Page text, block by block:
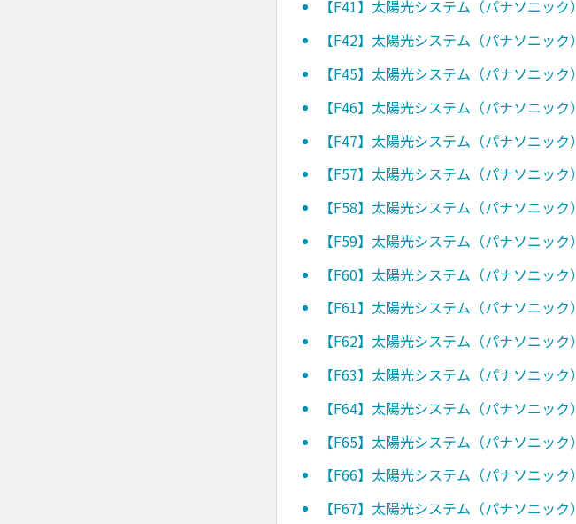
【F41】太陽光システム（パナソニック）
【F42】太陽光システム（パナソニック）
【F45】太陽光システム（パナソニック）
【F46】太陽光システム（パナソニック）
【F47】太陽光システム（パナソニック）
【F57】太陽光システム（パナソニック）
【F58】太陽光システム（パナソニック）
【F59】太陽光システム（パナソニック）
【F60】太陽光システム（パナソニック）
【F61】太陽光システム（パナソニック）
【F62】太陽光システム（パナソニック）
【F63】太陽光システム（パナソニック）
【F64】太陽光システム（パナソニック）
【F65】太陽光システム（パナソニック）
【F66】太陽光システム（パナソニック）
【F67】太陽光システム（パナソニック）